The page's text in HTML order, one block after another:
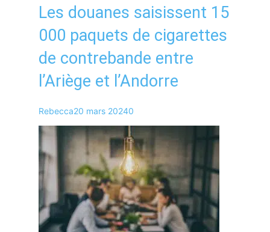
Les douanes saisissent 15
000 paquets de cigarettes
de contrebande entre
l’Ariège et l’Andorre
Rebecca20 mars 20240